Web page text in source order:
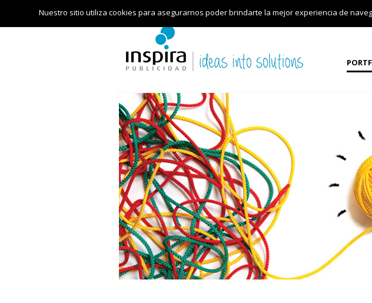
Desarrollo de la Web oficial de Leo Messi
Nuestro sitio utiliza cookies para asegurarnos poder brindarte la mejor experiencia de